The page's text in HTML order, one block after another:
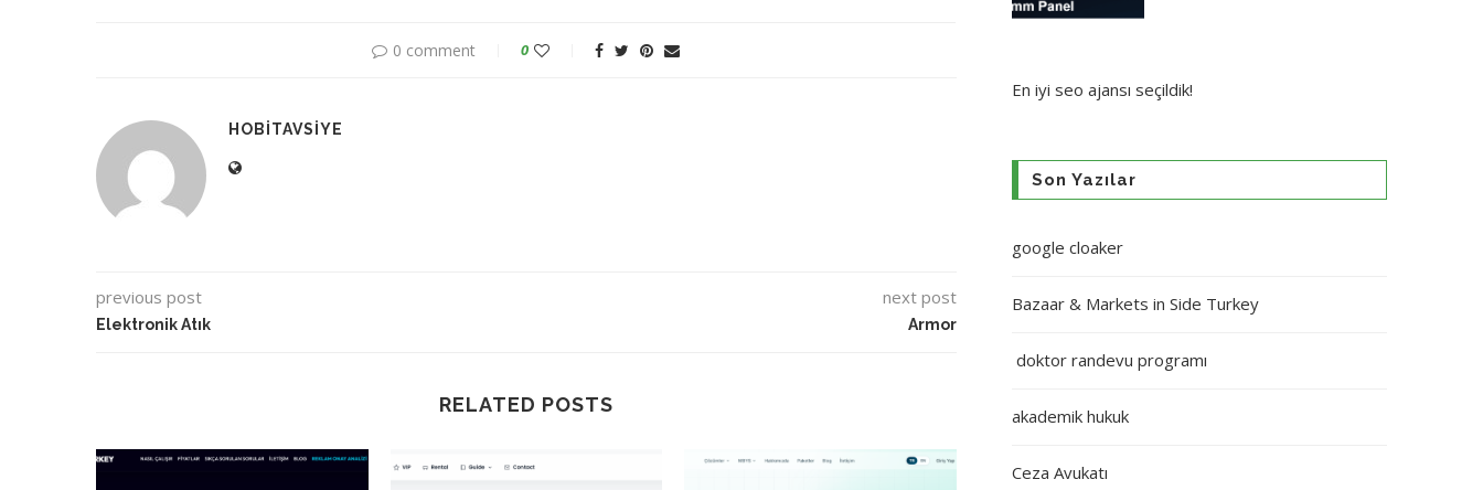
0 comment 0
HOBITAVSIYE
previous post
Elektronik Atık
next post
Armor
RELATED POSTS
En iyi seo ajansı seçildik!
Son Yazılar
google cloaker
Bazaar & Markets in Side Turkey
doktor randevu programı
akademik hukuk
Ceza Avukatı